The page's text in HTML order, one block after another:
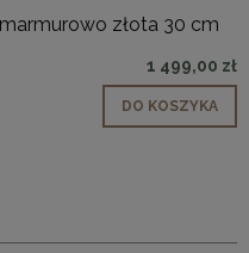
złota 30 cm
1 499,00 zł
DO KOSZYKA